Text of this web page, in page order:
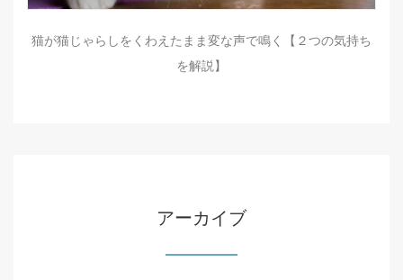
猫が猫じゃらしをくわえたまま変な声で鳴く【２つの気持ち
を解説】
アーカイブ